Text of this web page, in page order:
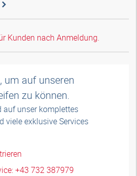
Kunden nach Anmeldung.
um auf unseren
zu können.
auf unser komplettes
viele exklusive Services
+43 732 387979